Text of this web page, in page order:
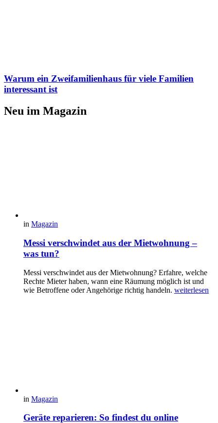
Warum ein Zweifamilienhaus für viele Familien
interessant ist
Neu im Magazin
in Magazin
Messi verschwindet aus der Mietwohnung –
was tun?
Messi verschwindet aus der Mietwohnung? Erfahre, welche
Rechte Mieter haben, wann eine Räumung möglich ist und
wie Betroffene oder Angehörige richtig handeln. weiterlesen
in Magazin
Geräte reparieren: So findest du online